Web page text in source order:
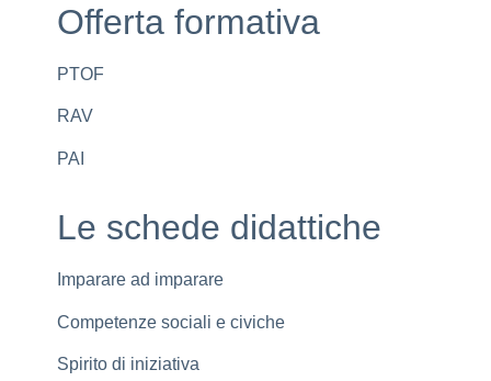
Offerta formativa
PTOF
RAV
PAI
Le schede didattiche
Imparare ad imparare
Competenze sociali e civiche
Spirito di iniziativa